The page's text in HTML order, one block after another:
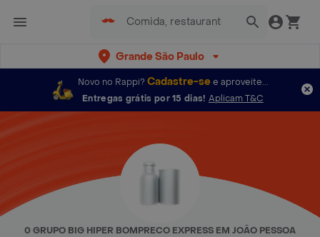
Grande São Paulo
Novo no Rappi? Cadastre-se e aproveite...
Entregas grátis por 15 dias! Aplicam T&C
0 GRUPO BIG HIPER BOMPRECO EXPRESS EM JOÃO PESSOA